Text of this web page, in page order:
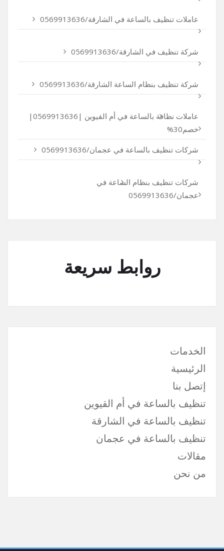
عاملات تنظيف بالساعة في الشارقة/0569913636
شركة تنظيف في الشارقة/0569913636
شركة تنظيف بنظام الساعة الشارقة/0569913636
عاملات نظافة بالساعة في أم القيوين |0569913636|
خصم30%
شركات تنظيف بالساعة في عجمان/0569913636
شركات تنظيف بنظام الساعة في
عجمان/0569913636
روابط سريعة
الخدمات
الرئيسية
إتصل بنا
تنظيف بالساعة في أم القيوين
تنظيف بالساعة في الشارقة
تنظيف بالساعة في عجمان
مقالات
من نحن